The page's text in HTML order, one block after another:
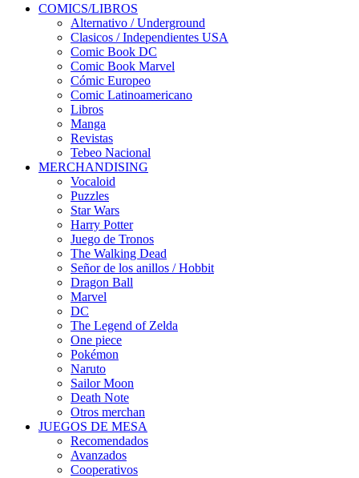
COMICS/LIBROS
Alternativo / Underground
Clasicos / Independientes USA
Comic Book DC
Comic Book Marvel
Cómic Europeo
Comic Latinoamericano
Libros
Manga
Revistas
Tebeo Nacional
MERCHANDISING
Vocaloid
Puzzles
Star Wars
Harry Potter
Juego de Tronos
The Walking Dead
Señor de los anillos / Hobbit
Dragon Ball
Marvel
DC
The Legend of Zelda
One piece
Pokémon
Naruto
Sailor Moon
Death Note
Otros merchan
JUEGOS DE MESA
Recomendados
Avanzados
Cooperativos